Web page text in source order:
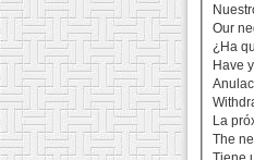
Our
¿Ha
Have
La
The